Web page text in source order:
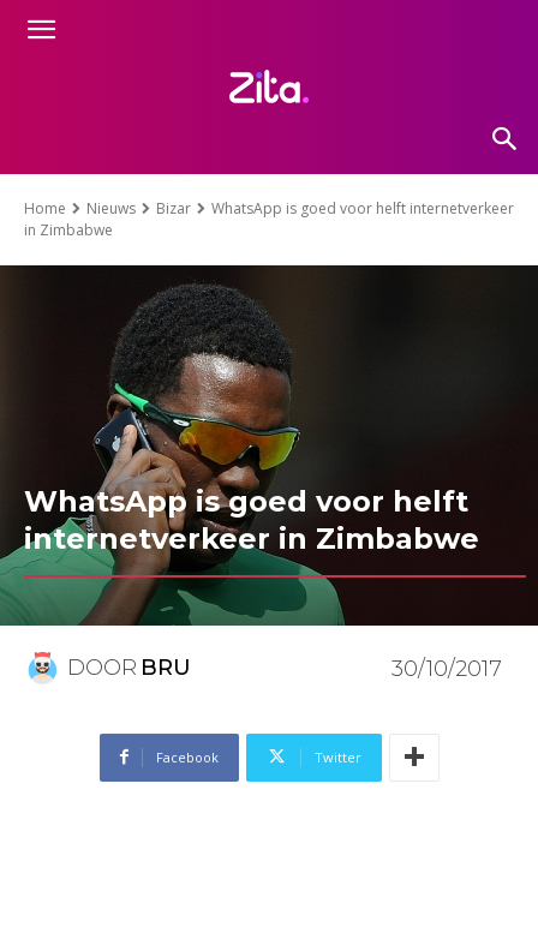
Home Nieuws Bizar
WhatsApp is goed voor helft internetverkeer
in Zimbabwe
WhatsApp is goed voor helft
internetverkeer in Zimbabwe
DOOR BRU 30/10/2017
Facebook Twitter